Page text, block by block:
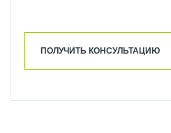
ПОЛУЧИТЬ КОНСУЛЬТАЦИЮ